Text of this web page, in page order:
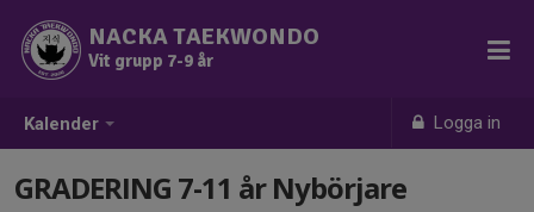
Kalender Logga in
NACKA TAEKWONDO
Vit grupp 7-9 år
GRADERING 7-11 år Nybörjare